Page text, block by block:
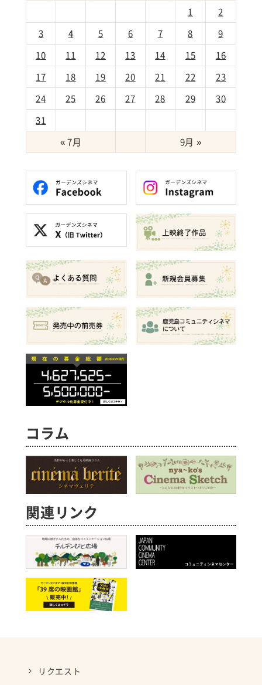
1
2
3
4 5 6 7 8
9
10
11 12 13 14 15
16
17
18 19 20 21 22
23
24
25 26 27 28 29
30
31
« 7月
9月 »
コラム
関連リンク
リクエスト